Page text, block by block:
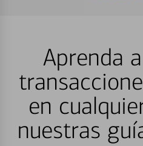
Aprenda
en
nuestras